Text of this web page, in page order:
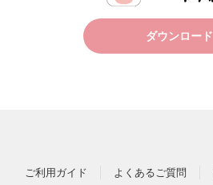
ダウンロード
ご利用ガイド よくあるご質問